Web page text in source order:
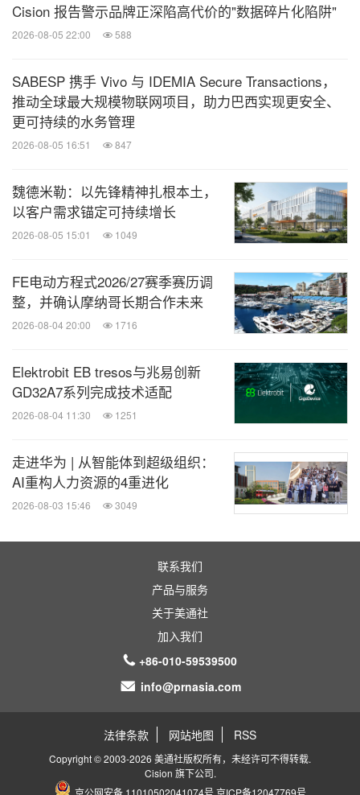
Cision 报告警示品牌正深陷高代价的"数据碎片化陷阱"
2026-08-05 22:00 588
SABESP 携手 Vivo 与 IDEMIA Secure Transactions，
推动全球最大规模物联网项目，助力巴西实现更安全、
更可持续的水务管理
2026-08-05 16:51 847
魏德米勒：以先锋精神扎根本土，
以客户需求锚定可持续增长
2026-08-05 15:01 1049
FE电动方程式2026/27赛季赛历调
整，并确认摩纳哥长期合作未来
2026-08-04 20:00 1716
Elektrobit EB tresos与兆易创新
GD32A7系列完成技术适配
2026-08-04 11:30 1251
走进华为 | 从智能体到超级组织：
AI重构人力资源的4重进化
2026-08-03 15:46 3049
联系我们
产品与服务
关于美通社
加入我们
+86-010-59539500
info@prnasia.com
法律条款 网站地图 RSS
Copyright © 2003-2026 美通社版权所有，未经许可不得转载.
Cision 旗下公司.
京公网安备 11010502041074号 京ICP备12047769号